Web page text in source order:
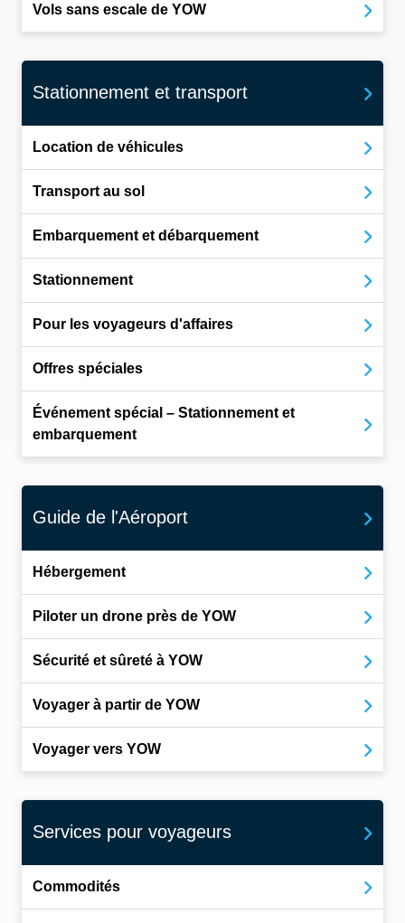
Vols sans escale de YOW
Stationnement et transport
Location de véhicules
Transport au sol
Embarquement et débarquement
Stationnement
Pour les voyageurs d'affaires
Offres spéciales
Événement spécial – Stationnement et
embarquement
Guide de l'Aéroport
Hébergement
Piloter un drone près de YOW
Sécurité et sûreté à YOW
Voyager à partir de YOW
Voyager vers YOW
Services pour voyageurs
Commodités